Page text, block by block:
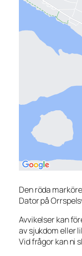
Den röda
Dator på
Avvikelser kan
av sjukdom eller
Vid frågor kan ni